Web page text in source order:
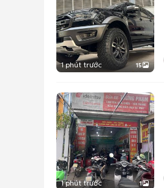
1 phút trước 15
1 phút trước 1